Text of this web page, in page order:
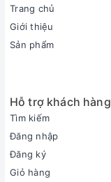
Trang chủ
Giới thiệu
Sản phẩm
Hỗ trợ khách hàng
Tìm kiếm
Đăng nhập
Đăng ký
Giỏ hàng